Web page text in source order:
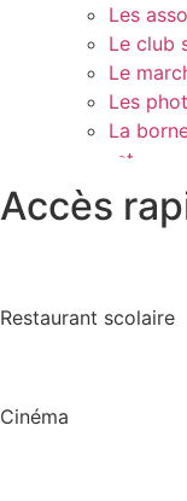
Les
Le club
Le
Les
La
Contact
Accès
Restaurant scolaire
Cinéma